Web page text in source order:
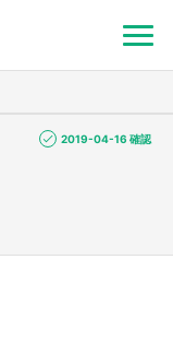
2019-04-16 確認